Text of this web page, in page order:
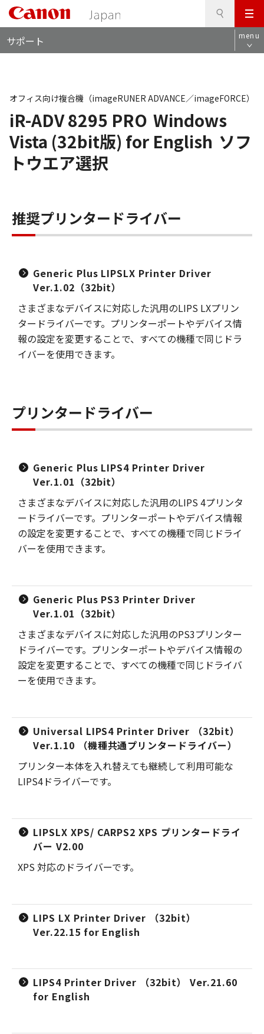
メ
ニ
ュ
サポート menu
iR-ADV 8295 PRO Windows
Vista (32bit版) for English ソフ
トウエア選択
オフィス向け複合機（imageRUNER ADVANCE／imageFORCE）
推奨プリンタードライバー
Generic Plus LIPSLX Printer Driver
Ver.1.02（32bit）
さまざまなデバイスに対応した汎用のLIPS LXプリン
タードライバーです。プリンターポートやデバイス情
報の設定を変更することで、すべての機種で同じドラ
イバーを使用できます。
プリンタードライバー
Generic Plus LIPS4 Printer Driver
Ver.1.01（32bit）
さまざまなデバイスに対応した汎用のLIPS 4プリンタ
ードライバーです。プリンターポートやデバイス情報
の設定を変更することで、すべての機種で同じドライ
バーを使用できます。
Generic Plus PS3 Printer Driver
Ver.1.01（32bit）
さまざまなデバイスに対応した汎用のPS3プリンター
ドライバーです。プリンターポートやデバイス情報の
設定を変更することで、すべての機種で同じドライバ
ーを使用できます。
Universal LIPS4 Printer Driver （32bit）
Ver.1.10 （機種共通プリンタードライバー）
プリンター本体を入れ替えても継続して利用可能な
LIPS4ドライバーです。
LIPSLX XPS/ CARPS2 XPS プリンタードライ
バー V2.00
XPS 対応のドライバーです。
LIPS LX Printer Driver （32bit）
Ver.22.15 for English
LIPS4 Printer Driver （32bit） Ver.21.60
for English